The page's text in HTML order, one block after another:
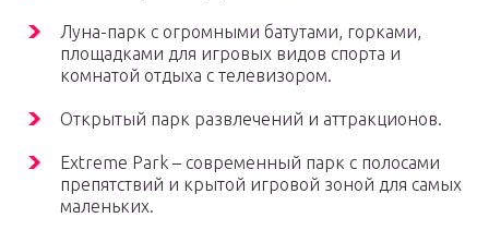
Луна-парк с огромными батутами, горками,
площадками для игровых видов спорта и
комнатой отдыха с телевизором.
Открытый парк развлечений и аттракционов.
Extreme Park – современный парк с полосами
препятствий и крытой игровой зоной для самых
маленьких.